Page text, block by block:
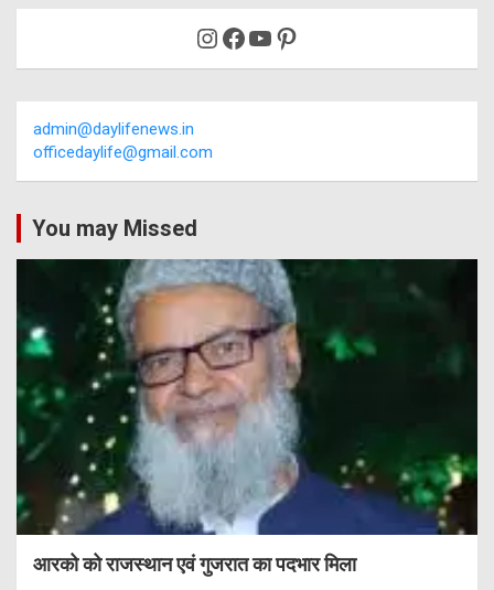
Instagram
Facebook
YouTube
Pinterest
admin@daylifenews.in
officedaylife@gmail.com
You may Missed
आरको को राजस्थान एवं गुजरात का पदभार मिला